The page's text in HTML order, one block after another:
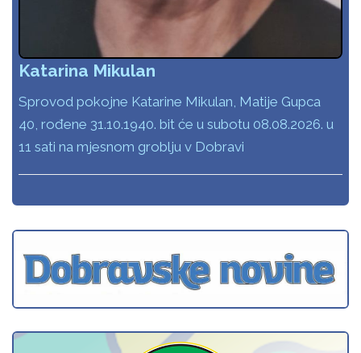
Katarina Mikulan
Sprovod pokojne Katarine Mikulan, Matije Gupca
40, rođene 31.10.1940. bit će u subotu 08.08.2026. u
11 sati na mjesnom groblju v Dobravi